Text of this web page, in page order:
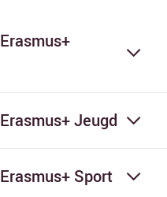
Jeugd
Sport